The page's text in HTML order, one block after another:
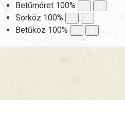
Betűméret 100%
Sorköz 100%
Betűköz 100%